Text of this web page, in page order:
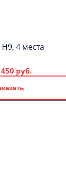
4 места
руб.